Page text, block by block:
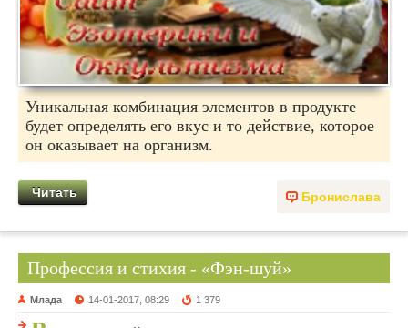
Уникальная комбинация элементов в продукте
будет определять его вкус и то действие, которое
он оказывает на организм.
Бронислава
Читать
Профессия и стихия - «Фэн-шуй»
Млада 14-01-2017, 08:29 1 379